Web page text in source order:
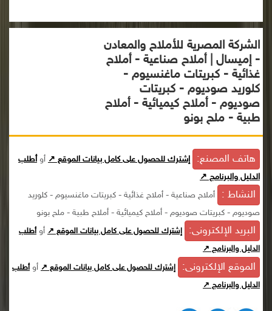
الشركة المصرية للأملاح والمعادن
- إميسال | أملاح صناعية - أملاح
غذائية - كبريتات ماغنسيوم -
كلوريد صوديوم - كبريتات
صوديوم - أملاح كيميائية - أملاح
طبية - ملح بونو
هاتف المصنع: إشترك للحصول على كامل بيانات الموقع ↗ أوأطلب
الدليل والبرنامج ↗
النشاط :
أملاح صناعية - أملاح غذائية - كبريتات ماغنسيوم - كلوريد
صوديوم - كبريتات صوديوم - أملاح كيميائية - أملاح طبية - ملح بونو
البريد الإلكترونى: إشترك للحصول على كامل بيانات الموقع ↗ أوأطلب
الدليل والبرنامج ↗
الموقع الإلكترونى: إشترك للحصول على كامل بيانات الموقع ↗ أوأطلب
الدليل والبرنامج ↗